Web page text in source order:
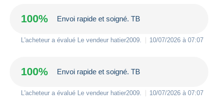
100% Envoi rapide et soigné. TB
L'acheteur a évalué Le vendeur hatier2009 10/07/2026 à 07:07
100% Envoi rapide et soigné. TB
L'acheteur a évalué Le vendeur hatier2009 10/07/2026 à 07:07